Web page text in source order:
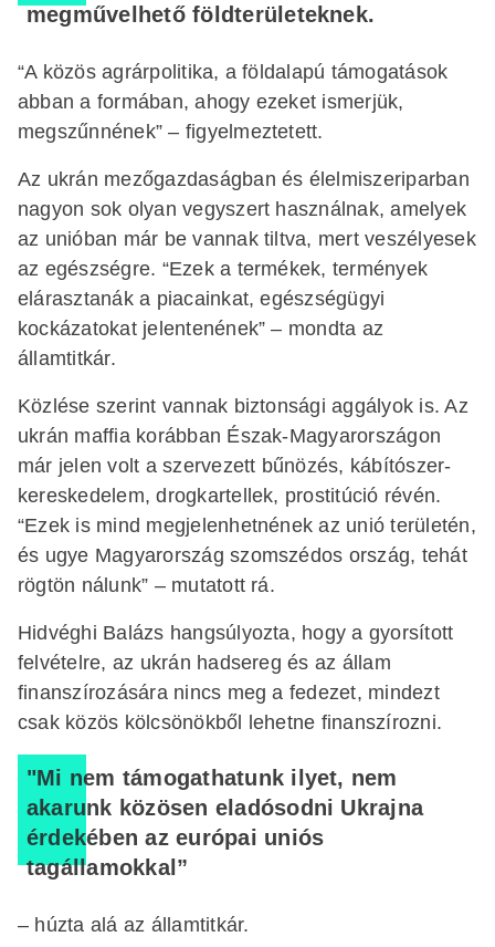
megművelhető földterületeknek.
“A közös agrárpolitika, a földalapú támogatások
abban a formában, ahogy ezeket ismerjük,
megszűnnének” – figyelmeztetett.
Az ukrán mezőgazdaságban és élelmiszeriparban
nagyon sok olyan vegyszert használnak, amelyek
az unióban már be vannak tiltva, mert veszélyesek
az egészségre. “Ezek a termékek, termények
elárasztanák a piacainkat, egészségügyi
kockázatokat jelentenének” – mondta az
államtitkár.
Közlése szerint vannak biztonsági aggályok is. Az
ukrán maffia korábban Észak-Magyarországon
már jelen volt a szervezett bűnözés, kábítószer-
kereskedelem, drogkartellek, prostitúció révén.
“Ezek is mind megjelenhetnének az unió területén,
és ugye Magyarország szomszédos ország, tehát
rögtön nálunk” – mutatott rá.
Hidvéghi Balázs hangsúlyozta, hogy a gyorsított
felvételre, az ukrán hadsereg és az állam
finanszírozására nincs meg a fedezet, mindezt
csak közös kölcsönökből lehetne finanszírozni.
"Mi nem támogathatunk ilyet, nem
akarunk közösen eladósodni Ukrajna
érdekében az európai uniós
tagállamokkal”
– húzta alá az államtitkár.